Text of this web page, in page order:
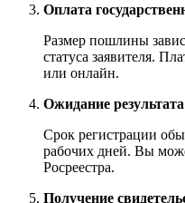
Оплата
Размер пошлины
статуса заявителя.
или онлайн.
Ожидание
Срок регистрации
рабочих дней. Вы
Росреестра.
Получение